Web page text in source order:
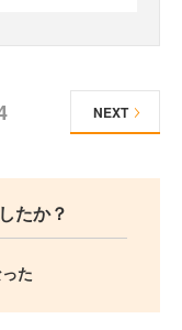
NEXT
たか？
た